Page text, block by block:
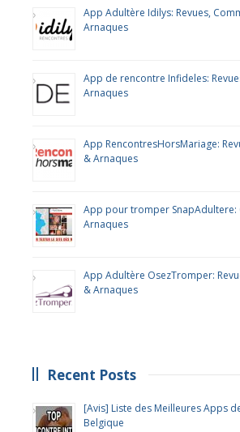
App Adultère Idilys: Revues,
Arnaques
App de rencontre Infideles:
Arnaques
App RencontresHorsMariage:
& Arnaques
App pour tromper SnapAdultere:
Arnaques
App Adultère OsezTromper:
& Arnaques
Recent Posts
[Avis] Liste des Meilleures Apps
Belgique